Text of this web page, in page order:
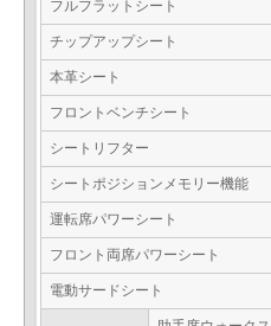
フルフラットシート
チップアップシート
本革シート
フロントベンチシート
シートリフター
シートポジションメモリー機能
運転席パワーシート
フロント両席パワーシート
電動サードシート